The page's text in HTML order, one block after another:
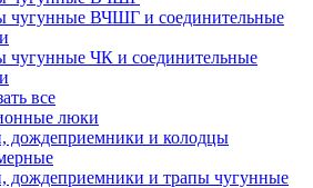
чугунные ВЧШГ и соединительные
чугунные ЧК и соединительные
все
люки
дождеприемники и колодцы
дождеприемники и трапы чугунные